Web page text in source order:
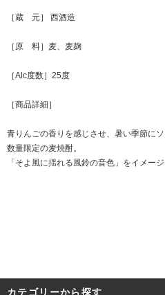
［蔵 元］ 西酒造
［原 料］麦、麦麹
［Alc度数］25度
［商品詳細］
青りんごの香りを感じさせ、暑い季節に
数量限定の麦焼酎。
「そよ風に揺れる風鈴の音色」をイメー
カテゴリーから探す